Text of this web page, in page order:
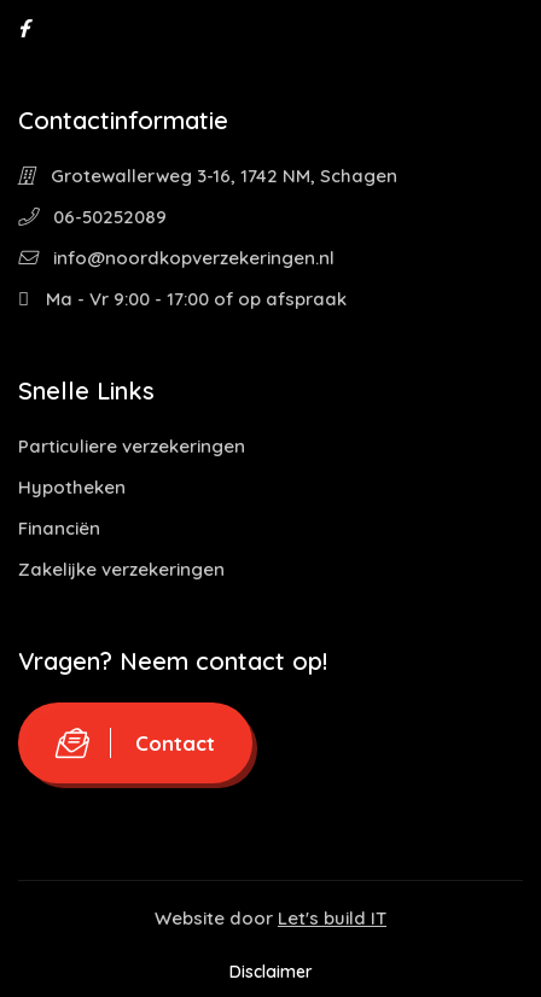
Contactinformatie
Grotewallerweg 3-16, 1742 NM, Schagen
06-50252089
info@noordkopverzekeringen.nl
Ma - Vr 9:00 - 17:00 of op afspraak
Snelle Links
Particuliere verzekeringen
Hypotheken
Financiën
Zakelijke verzekeringen
Vragen? Neem contact op!
Contact
Website door Let's build IT
Disclaimer